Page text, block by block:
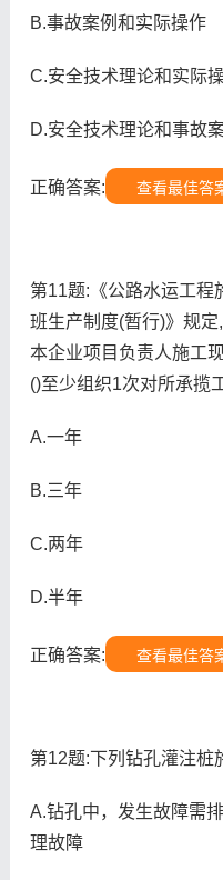
B.事故案例和实际操作
C.安全技术理论和实际
D.安全技术理论和事故
正确答案: 查看最佳答
第11题:《公路水运工程
班生产制度(暂行)》规
本企业项目负责人施工
()至少组织1次对所承揽
A.一年
B.三年
C.两年
D.半年
正确答案: 查看最佳答
第12题:下列钻孔灌注桩
A.钻孔中，发生故障需
理故障